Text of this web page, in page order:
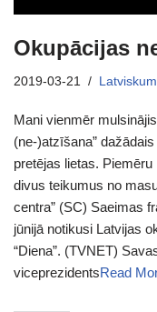
Okupācijas
2019-03-21
Mani vienmēr
(ne-)atzīšana”
pretējas lietas.
divus teikumus no
centra” (SC) Saeimas
jūnijā notikusi Latvijas
“Diena”. (TVNET)
viceprezidentsRead